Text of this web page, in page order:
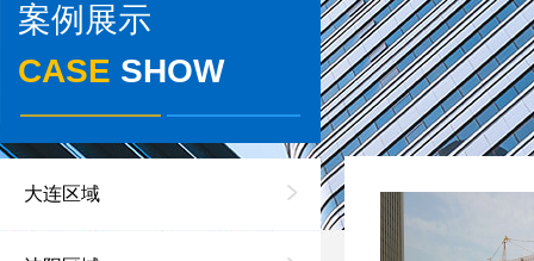
案例展示
CASE SHOW
大连区域